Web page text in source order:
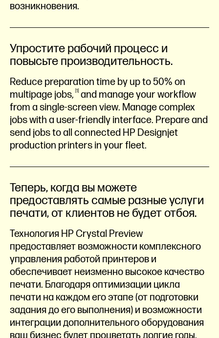
возникновения.
Упростите рабочий процесс и
повысьте производительность.
Reduce preparation time by up to 50% on
multipage jobs, 1
and manage your workflow
from a single-screen view. Manage complex
jobs with a user-friendly interface. Prepare and
send jobs to all connected HP Designjet
production printers in your fleet.
Теперь, когда вы можете
предоставлять самые разные услуги
печати, от клиентов не будет отбоя.
Технология HP Crystal Preview
предоставляет возможности комплексного
управления работой принтеров и
обеспечивает неизменно высокое качество
печати. Благодаря оптимизации цикла
печати на каждом его этапе (от подготовки
задания до его выполнения) и возможности
интеграции дополнительного оборудования
ваш бизнес будет процветать долгие годы.